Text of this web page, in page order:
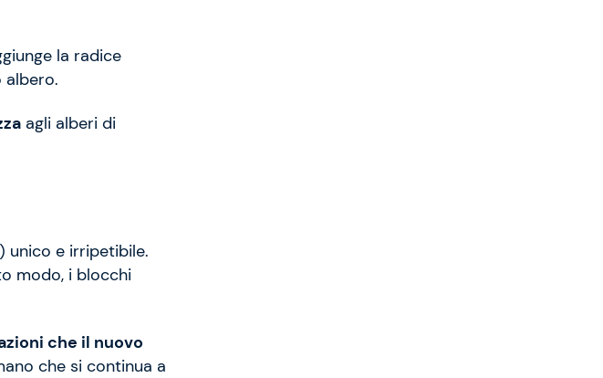
la radice
albero.
agli alberi di
unico e irripetibile.
modo, i blocchi
che il nuovo
che si continua a